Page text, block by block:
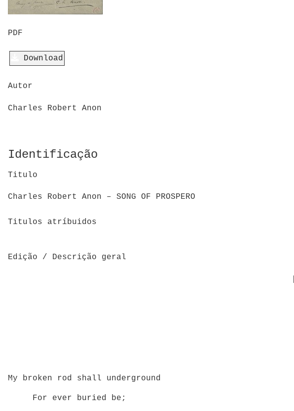
PDF
Download
Autor
Charles Robert Anon
Identificação
Titulo
Charles Robert Anon – SONG OF PROSPERO
Titulos atríbuidos
Edição / Descrição geral
My broken rod shall underground
For ever buried be;